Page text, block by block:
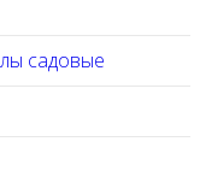
садовые